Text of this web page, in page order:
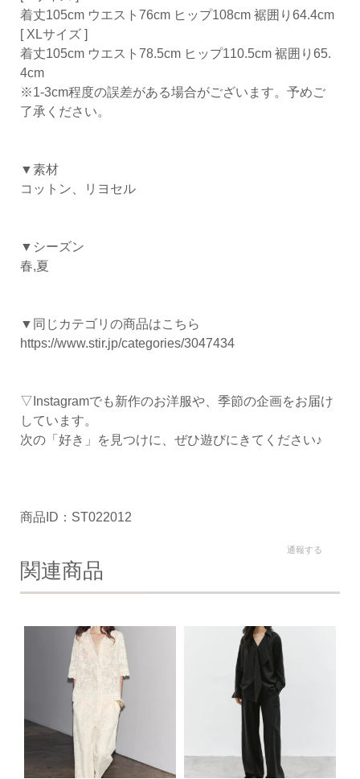
着丈105cm ウエスト76cm ヒップ108cm 裾囲り64.4cm
[ XLサイズ ]
着丈105cm ウエスト78.5cm ヒップ110.5cm 裾囲り65.
4cm
※1-3cm程度の誤差がある場合がございます。予めご
了承ください。
▼素材
コットン、リヨセル
▼シーズン
春,夏
▼同じカテゴリの商品はこちら
https://www.stir.jp/categories/3047434
▽Instagramでも新作のお洋服や、季節の企画をお届け
しています。
次の「好き」を見つけに、ぜひ遊びにきてください♪
商品ID：ST022012
通報する
関連商品